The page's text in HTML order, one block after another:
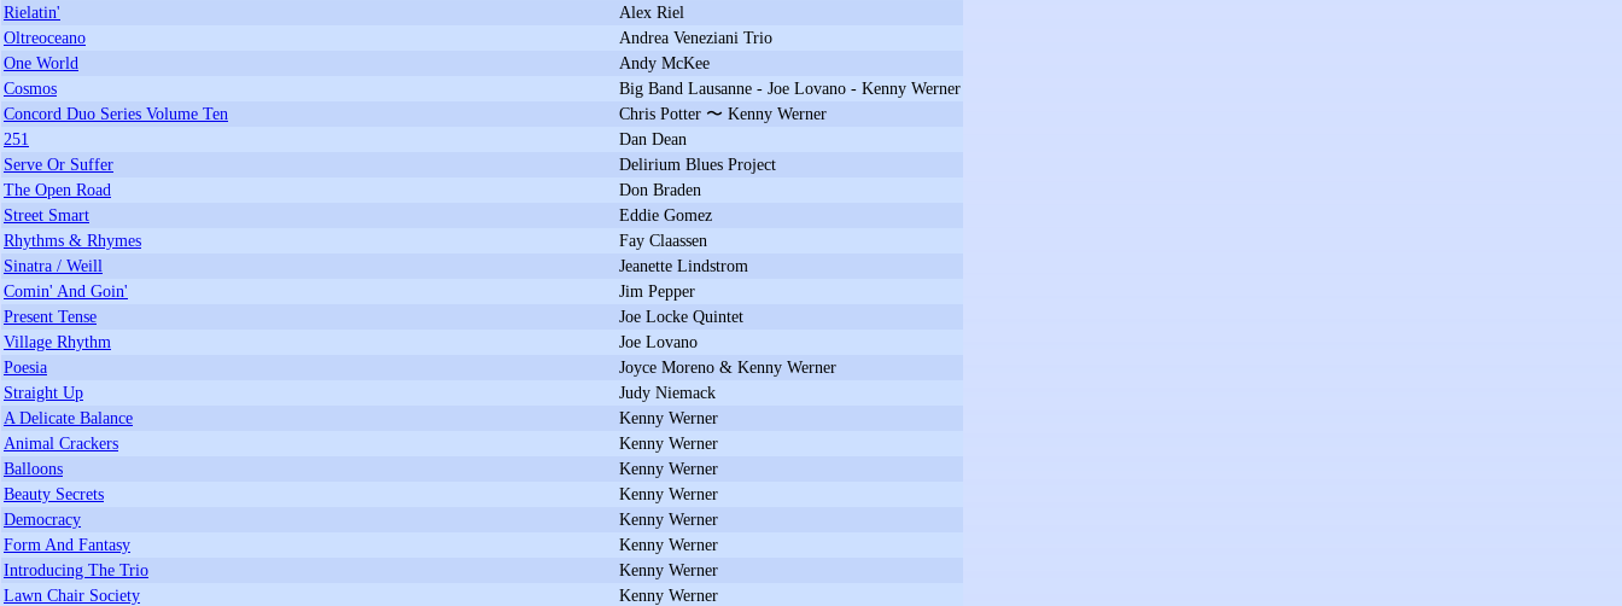
Rielatin'
Alex Riel
Oltreoceano
Andrea Veneziani Trio
One World
Andy McKee
Cosmos
Big Band Lausanne - Joe Lovano - Kenny Werner
Concord Duo Series Volume Ten
Chris Potter 〜 Kenny Werner
251
Dan Dean
Serve Or Suffer
Delirium Blues Project
The Open Road
Don Braden
Street Smart
Eddie Gomez
Rhythms & Rhymes
Fay Claassen
Sinatra / Weill
Jeanette Lindstrom
Comin' And Goin'
Jim Pepper
Present Tense
Joe Locke Quintet
Village Rhythm
Joe Lovano
Poesia
Joyce Moreno & Kenny Werner
Straight Up
Judy Niemack
A Delicate Balance
Kenny Werner
Animal Crackers
Kenny Werner
Balloons
Kenny Werner
Beauty Secrets
Kenny Werner
Democracy
Kenny Werner
Form And Fantasy
Kenny Werner
Introducing The Trio
Kenny Werner
Lawn Chair Society
Kenny Werner